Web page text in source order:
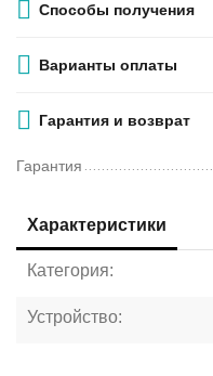
Способы получения
Варианты оплаты
Гарантия и возврат
Гарантия
Характеристики
Категория:
Устройство: